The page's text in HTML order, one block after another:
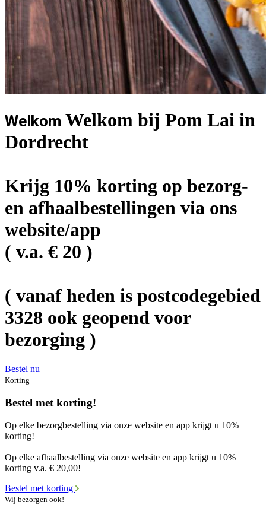
Welkom Welkom bij Pom Lai in
Dordrecht
Krijg 10% korting op bezorg-
en afhaalbestellingen via ons
website/app
( v.a. € 20 )
( vanaf heden is postcodegebied
3328 ook geopend voor
bezorging )
Bestel nu
Korting
Bestel met korting!
Op elke bezorgbestelling via onze website en app krijgt u 10%
korting!
Op elke afhaalbestelling via onze website en app krijgt u 10%
korting v.a. € 20,00!
Bestel met korting
Wij bezorgen ook!